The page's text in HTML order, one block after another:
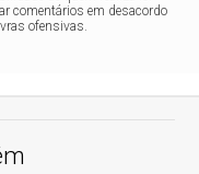
comentários em desacordo
ofensivas.